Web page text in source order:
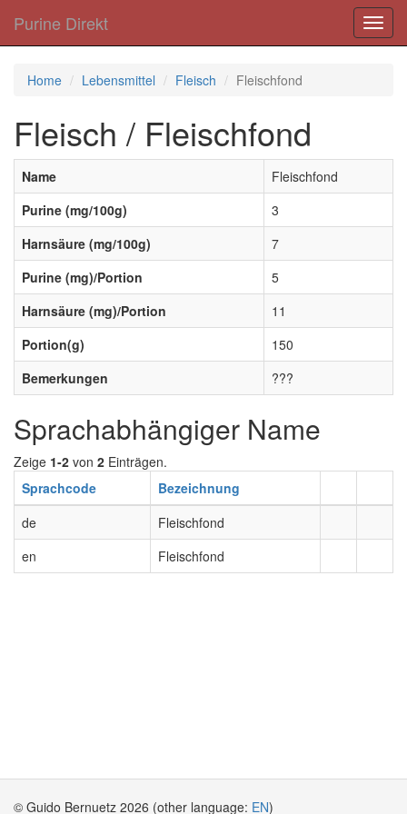
Purine Direkt
Home Lebensmittel Fleisch Fleischfond
Fleisch / Fleischfond
Name
Fleischfond
Purine (mg/100g)
3
Harnsäure (mg/100g)
7
Purine (mg)/Portion
5
Harnsäure (mg)/Portion
11
Portion(g)
150
Bemerkungen
???
Sprachabhängiger Name
Zeige 1-2 von 2 Einträgen.
Sprachcode
Bezeichnung
de
Fleischfond
en
Fleischfond
© Guido Bernuetz 2026 (other language: EN)